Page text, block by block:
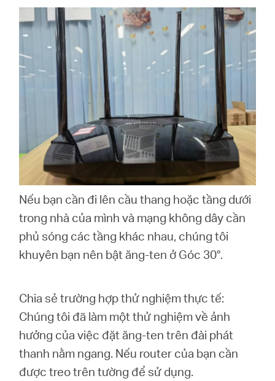
Nếu bạn cần đi lên cầu thang hoặc tầng dưới
trong nhà của mình và mạng không dây cần
phủ sóng các tầng khác nhau, chúng tôi
khuyên bạn nên bật ăng-ten ở Góc 30°.
Chia sẻ trường hợp thử nghiệm thực tế:
Chúng tôi đã làm một thử nghiệm về ảnh
hưởng của việc đặt ăng-ten trên đài phát
thanh nằm ngang. Nếu router của bạn cần
được treo trên tường để sử dụng.